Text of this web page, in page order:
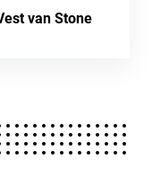
van Stone